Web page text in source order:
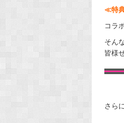
≪特
コラ
そん
皆様
さら